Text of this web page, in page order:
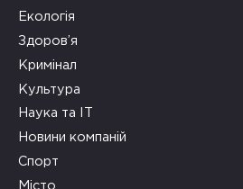
Екологія
Здоров’я
Кримінал
Культура
Наука та ІТ
Новини компаній
Спорт
Місто